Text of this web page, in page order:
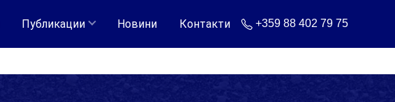
Публикации Новини Контакти +359 88 402 79 75